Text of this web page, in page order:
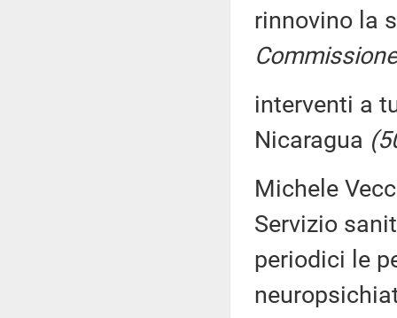
rinnovino la
interventi a
Nicaragua
Michele
Servizio
periodici le